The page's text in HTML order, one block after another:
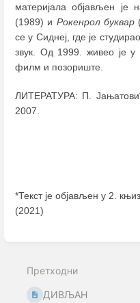
материјала објављен је
(1989) и Рокенрол буквар
се у Сиднеј, где је
звук. Од 1999. живео је у
филм и позориште.
ЛИТЕРАТУРА: П.
2007.
*Текст је објављен у 2.
(2021)
mode
Претходни
ДИВЉАН